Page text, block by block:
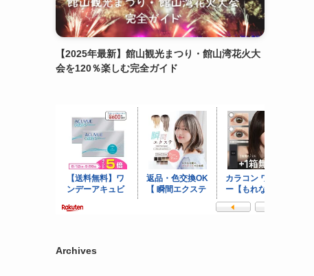
【2025年最新】館山観光まつり・館山湾花火大
会を120％楽しむ完全ガイド
Archives